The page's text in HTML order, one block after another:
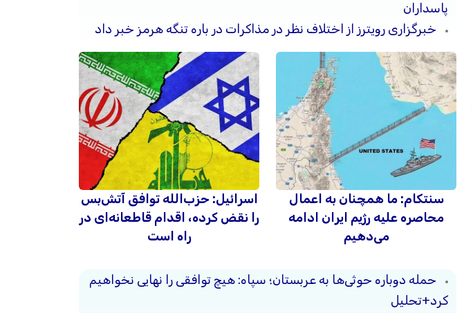
پاسداران
خبرگزاری رویترز از اختلاف نظر در مذاکرات در باره تنگه هرمز خبر داد
سنتکام: ما همچنان به اعمال
محاصره علیه رژیم ایران ادامه
می‌دهیم
اسرائیل: حزب‌الله توافق آتش‌بس
را نقض کرده، اقدام قاطعانه‌ای در
راه است
حمله دوباره حوثی‌ها به عربستان؛ سپاه: هیچ توافقی را نهایی نخواهیم
کرد+تحلیل